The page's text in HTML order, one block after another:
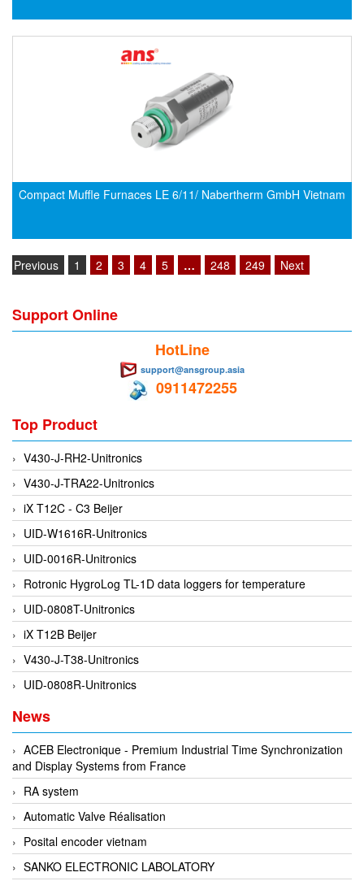
ENCEL Vietnam
Enolgas
Environmental Compliance Products
EPC
Epro/Emerson
ERE WIRELESS
ERICHSEN
Erinda/Delta
ESA Automation Vietnam
Esa Pyronics
Euchner
EUCHNER GmbH + Co. KG VietNam
Eurotherm Vietnam
Eurovent
Evoqua
EXAIR
Exergen
Exide Technologies Vietnam
FAIRCHILD
FANUC
FDM/ F.lli Della Marca Srl
FEIN
Felm
Compact Muffle Furnaces LE 6/11/ Nabertherm GmbH Vietnam
Previous 1 2 3 4 5 … 248 249 Next
Support Online
HotLine
support@ansgroup.asia
0911472255
Top Product
V430-J-RH2-Unitronics
V430-J-TRA22-Unitronics
iX T12C - C3 Beijer
UID-W1616R-Unitronics
UID-0016R-Unitronics
Rotronic HygroLog TL-1D data loggers for temperature
UID-0808T-Unitronics
iX T12B Beijer
V430-J-T38-Unitronics
UID-0808R-Unitronics
News
ACEB Electronique - Premium Industrial Time Synchronization
and Display Systems from France
RA system
Automatic Valve Réalisation
Posital encoder vietnam
SANKO ELECTRONIC LABOLATORY